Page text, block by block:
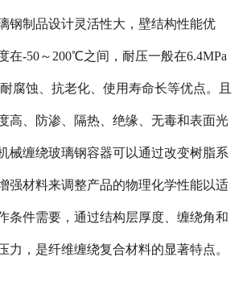
钢制品设计灵活性大，壁结构性能优
在-50～200℃之间，耐压一般在6.4MPa
腐蚀、抗老化、使用寿命长等优点。且
高、防渗、隔热、绝缘、无毒和表面光
缠绕玻璃钢容器可以通过改变树脂系
强材料来调整产品的物理化学性能以适
条件需要，通过结构层厚度、缠绕角和
力，是纤维缠绕复合材料的显著特点。